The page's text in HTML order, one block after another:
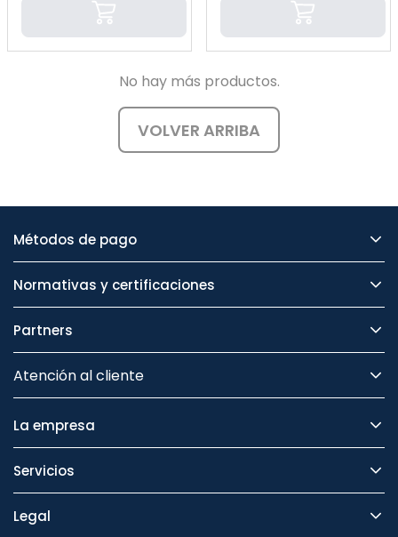
No hay más productos.
VOLVER ARRIBA
Métodos de pago
Normativas y certificaciones
Partners
Atención al cliente
La empresa
Servicios
Legal